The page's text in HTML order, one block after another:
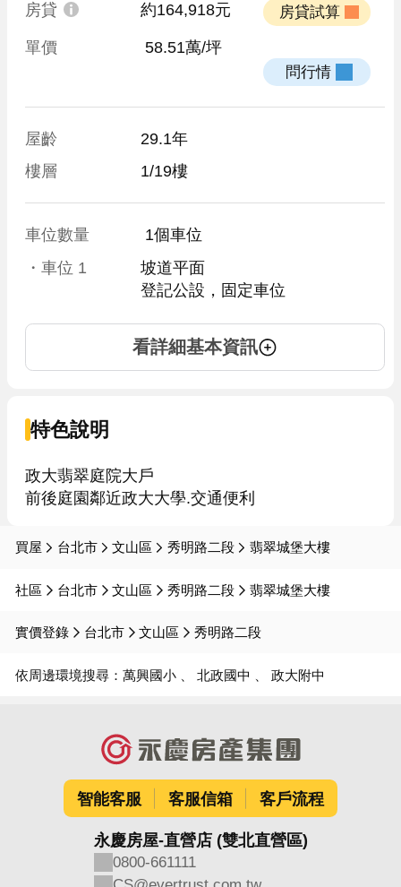
房貸 約164,918元
單價 58.51萬/坪
屋齡
29.1年
樓層
1/19樓
車位數量
1個車位
・車位 1
坡道平面
登記公設，固定車位
看詳細基本資訊
特色說明
政大翡翠庭院大戶
前後庭園鄰近政大大學.交通便利
買屋 台北市 文山區 秀明路二段 翡翠城堡大樓
社區 台北市 文山區 秀明路二段 翡翠城堡大樓
實價登錄 台北市 文山區 秀明路二段
依周邊環境搜尋： 萬興國小 北政國中 政大附中
智能客服 客服信箱 客戶流程
永慶房屋-直營店 (雙北直營區)
0800-661111